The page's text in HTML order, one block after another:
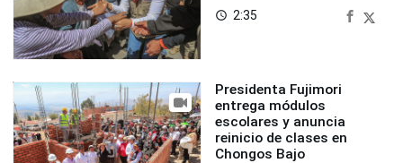
access_time 2:35
Presidenta Fujimori
entrega módulos
escolares y anuncia
reinicio de clases en
Chongos Bajo